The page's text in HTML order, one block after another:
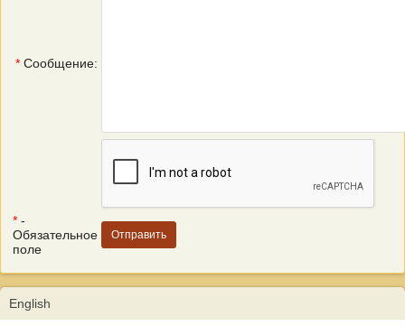
* Сообщение:
* -
Обязательное
поле
English